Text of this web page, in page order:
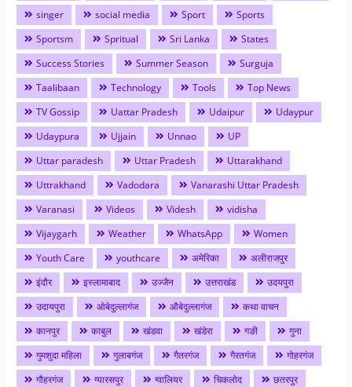
singer
social media Sport
Sports
Sportsm
Spritual Sri Lanka
States
Success Stories
Summer Season
Surguja
Taalibaan
Technology Tools
Top News
TV Gossip
Uattar Pradesh Udaipur
Udaypur
Udaypura
Ujjain Unnao
UP
Uttar paradesh
Uttar Pradesh
Uttarakhand
Uttrakhand
Vadodara
Vanarashi Uttar Pradesh
Varanasi
Videos Videsh
vidisha
Vijaygarh
Weather WhatsApp
Women
Youth Care
youthcare अमेरिका
अलीराजपुर
इंदौर
इस्लामाबाद उज्जैन उत्तराखंड
उदयपुरा
उदायपुरा
ओबेदुल्लागंज औबेदुल्लागंज
कथा वाचन
कानपुर
काबुल खंडवा खंडेरा गङी
गुना
गुमशुदा महिला
गुलाबगंज गैतरगंज गैरतगंज
गोहरगंज
गौहरगंज
ग्यारसपुर ग्वालियर चिकलोद
छतरपुर